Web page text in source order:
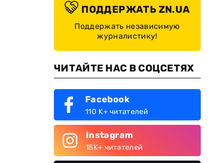
ПОДДЕРЖАТЬ ZN.UA
Поддержать независимую
журналистику!
ЧИТАЙТЕ НАС В СОЦСЕТЯХ
Facebook
110 K+ читателей
Instagram
15K+ читателей